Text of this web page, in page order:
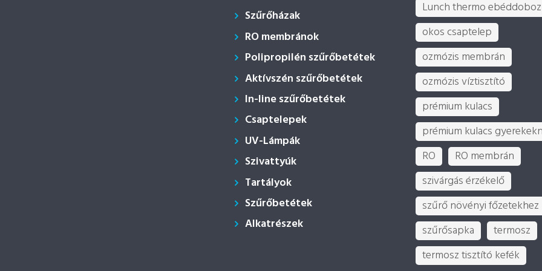
Szűrőházak
RO membránok
Polipropilén szűrőbetétek
Aktívszén szűrőbetétek
In-line szűrőbetétek
Csaptelepek
UV-Lámpák
Szivattyúk
Tartályok
Szűrőbetétek
Alkatrészek
Lunch thermo ebéddoboz
okos csaptelep
ozmózis membrán
ozmózis víztisztító
prémium kulacs
prémium kulacs
RO
RO membrán
szivárgás érzékelő
szűrő növényi főzetekhez
szűrősapka
termosz
termosz tisztító kefék